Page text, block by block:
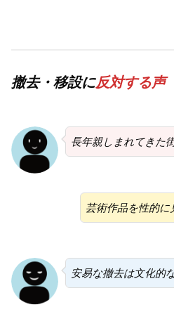
撤去・移設に反対する声
長年親しまれてきた
芸術作品を性的に
安易な撤去は文化的